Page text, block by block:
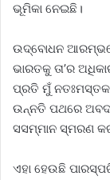
ଭୂମିକା ନେଇଛି।
ଉଦ୍‌ବୋଧନ
ଭାରତକୁ ତା’ର
ପ୍ରତି ମୁଁ ନତଃମସ୍ତକ।
ଉନ୍ନତି ପଥରେ
ସସମ୍ମାନ ସ୍ମରଣ
ଏହା ହେଉଛି